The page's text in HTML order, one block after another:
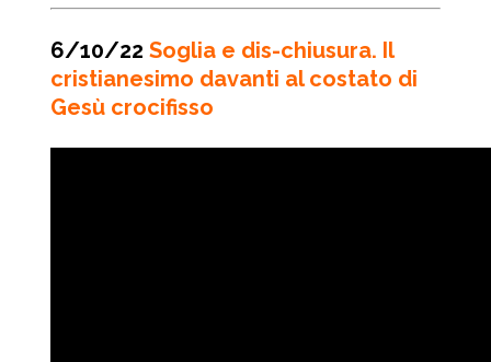
6/10/22Soglia e dis-chiusura. Il
cristianesimo davanti al costato di
Gesù crocifisso